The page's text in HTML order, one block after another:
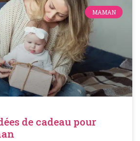
MAMAN
de cadeau pour